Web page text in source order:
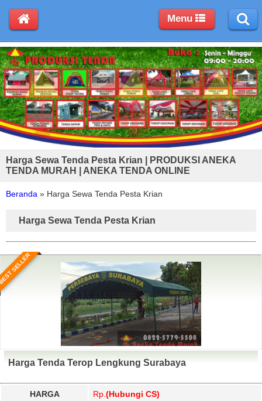
Harga Sewa Tenda Pesta Krian | PRODUKSI ANEKA
TENDA MURAH | ANEKA TENDA ONLINE
Beranda » Harga Sewa Tenda Pesta Krian
Harga Sewa Tenda Pesta Krian
SELLER
Harga Tenda Terop Lengkung Surabaya
HARGA Rp. (Hubungi CS)
Menu